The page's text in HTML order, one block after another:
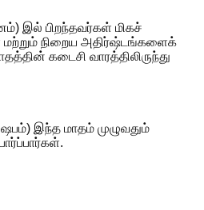
இல் பிறந்தவர்கள் மிகச்
மற்றும் நிறைய அதிர்ஷ்டங்களைக்
கடைசி வாரத்திலிருந்து
இந்த மாதம் முழுவதும்